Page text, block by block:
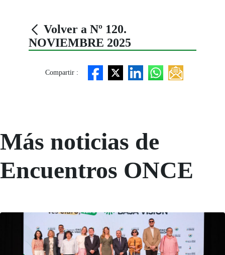
Volver a Nº 120.
NOVIEMBRE 2025
Compartir :
Más noticias de
Encuentros ONCE